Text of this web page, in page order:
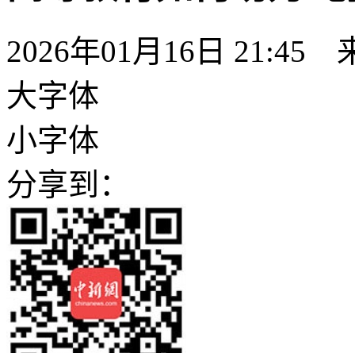
2026年01月16日 21:45
大字体
小字体
分享到：